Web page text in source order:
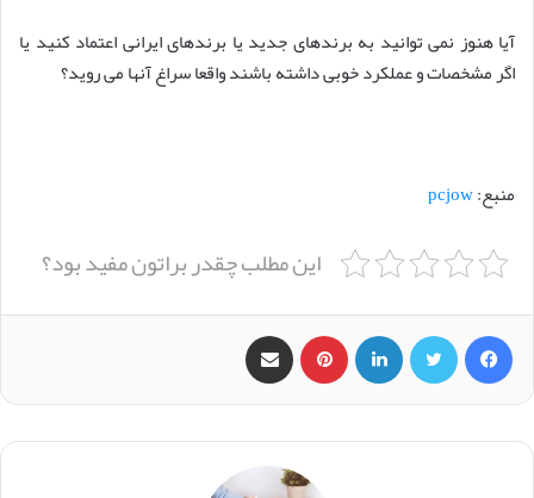
آیا هنوز نمی توانید به برندهای جدید یا برندهای ایرانی اعتماد کنید یا
اگر مشخصات و عملکرد خوبی داشته باشند واقعا سراغ آنها می روید؟
منبع:pcjow
این مطلب چقدر براتون مفید بود؟
‫پین‌ترست